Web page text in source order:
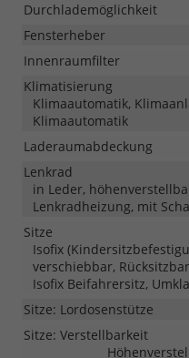
Durchlademöglichkeit
Fensterheber
Innenraumfilter
Klimatisierung
Klimaautomatik,
Klimaautomatik
Laderaumabdeckung
Lenkrad
in Leder,
Lenkradheizung, mit
Sitze
Isofix
verschiebbar,
Isofix Beifahrersitz,
Sitze: Lordosenstütze
Sitze: Verstellbarkeit